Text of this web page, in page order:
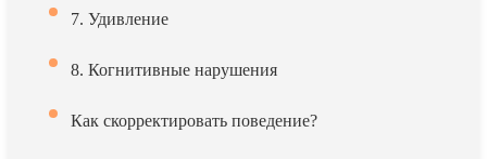
7. Удивление
8. Когнитивные нарушения
Как скорректировать поведение?